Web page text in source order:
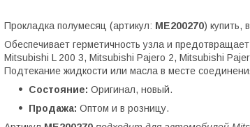
Прокладка полумесяц (артикул: ME200270) купить,
Обеспечивает герметичность узла и
Mitsubishi L 200 3, Mitsubishi Pajero 2, Mitsubishi
Подтекание жидкости или масла в месте
Состояние: Оригинал, новый.
Продажа: Оптом и в розницу.